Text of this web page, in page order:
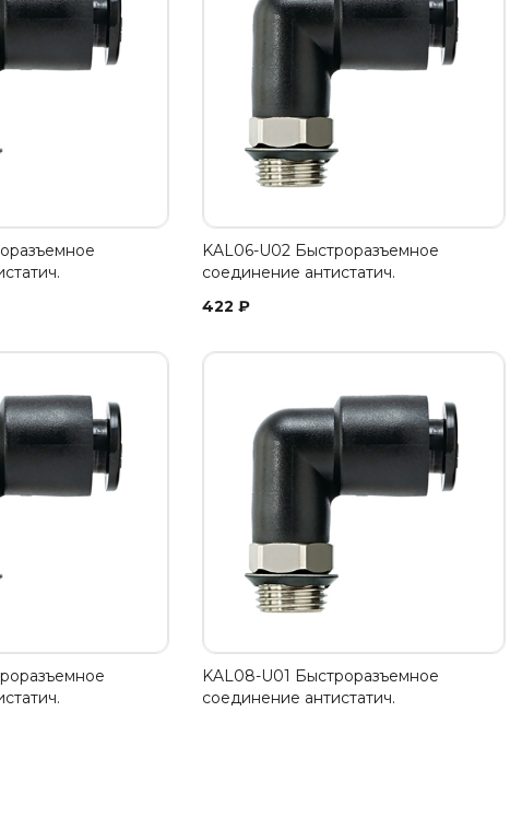
KAL06-U02 Быстроразъемное
соединение антистатич.
422 ₽
KAL08-U01 Быстроразъемное
соединение антистатич.